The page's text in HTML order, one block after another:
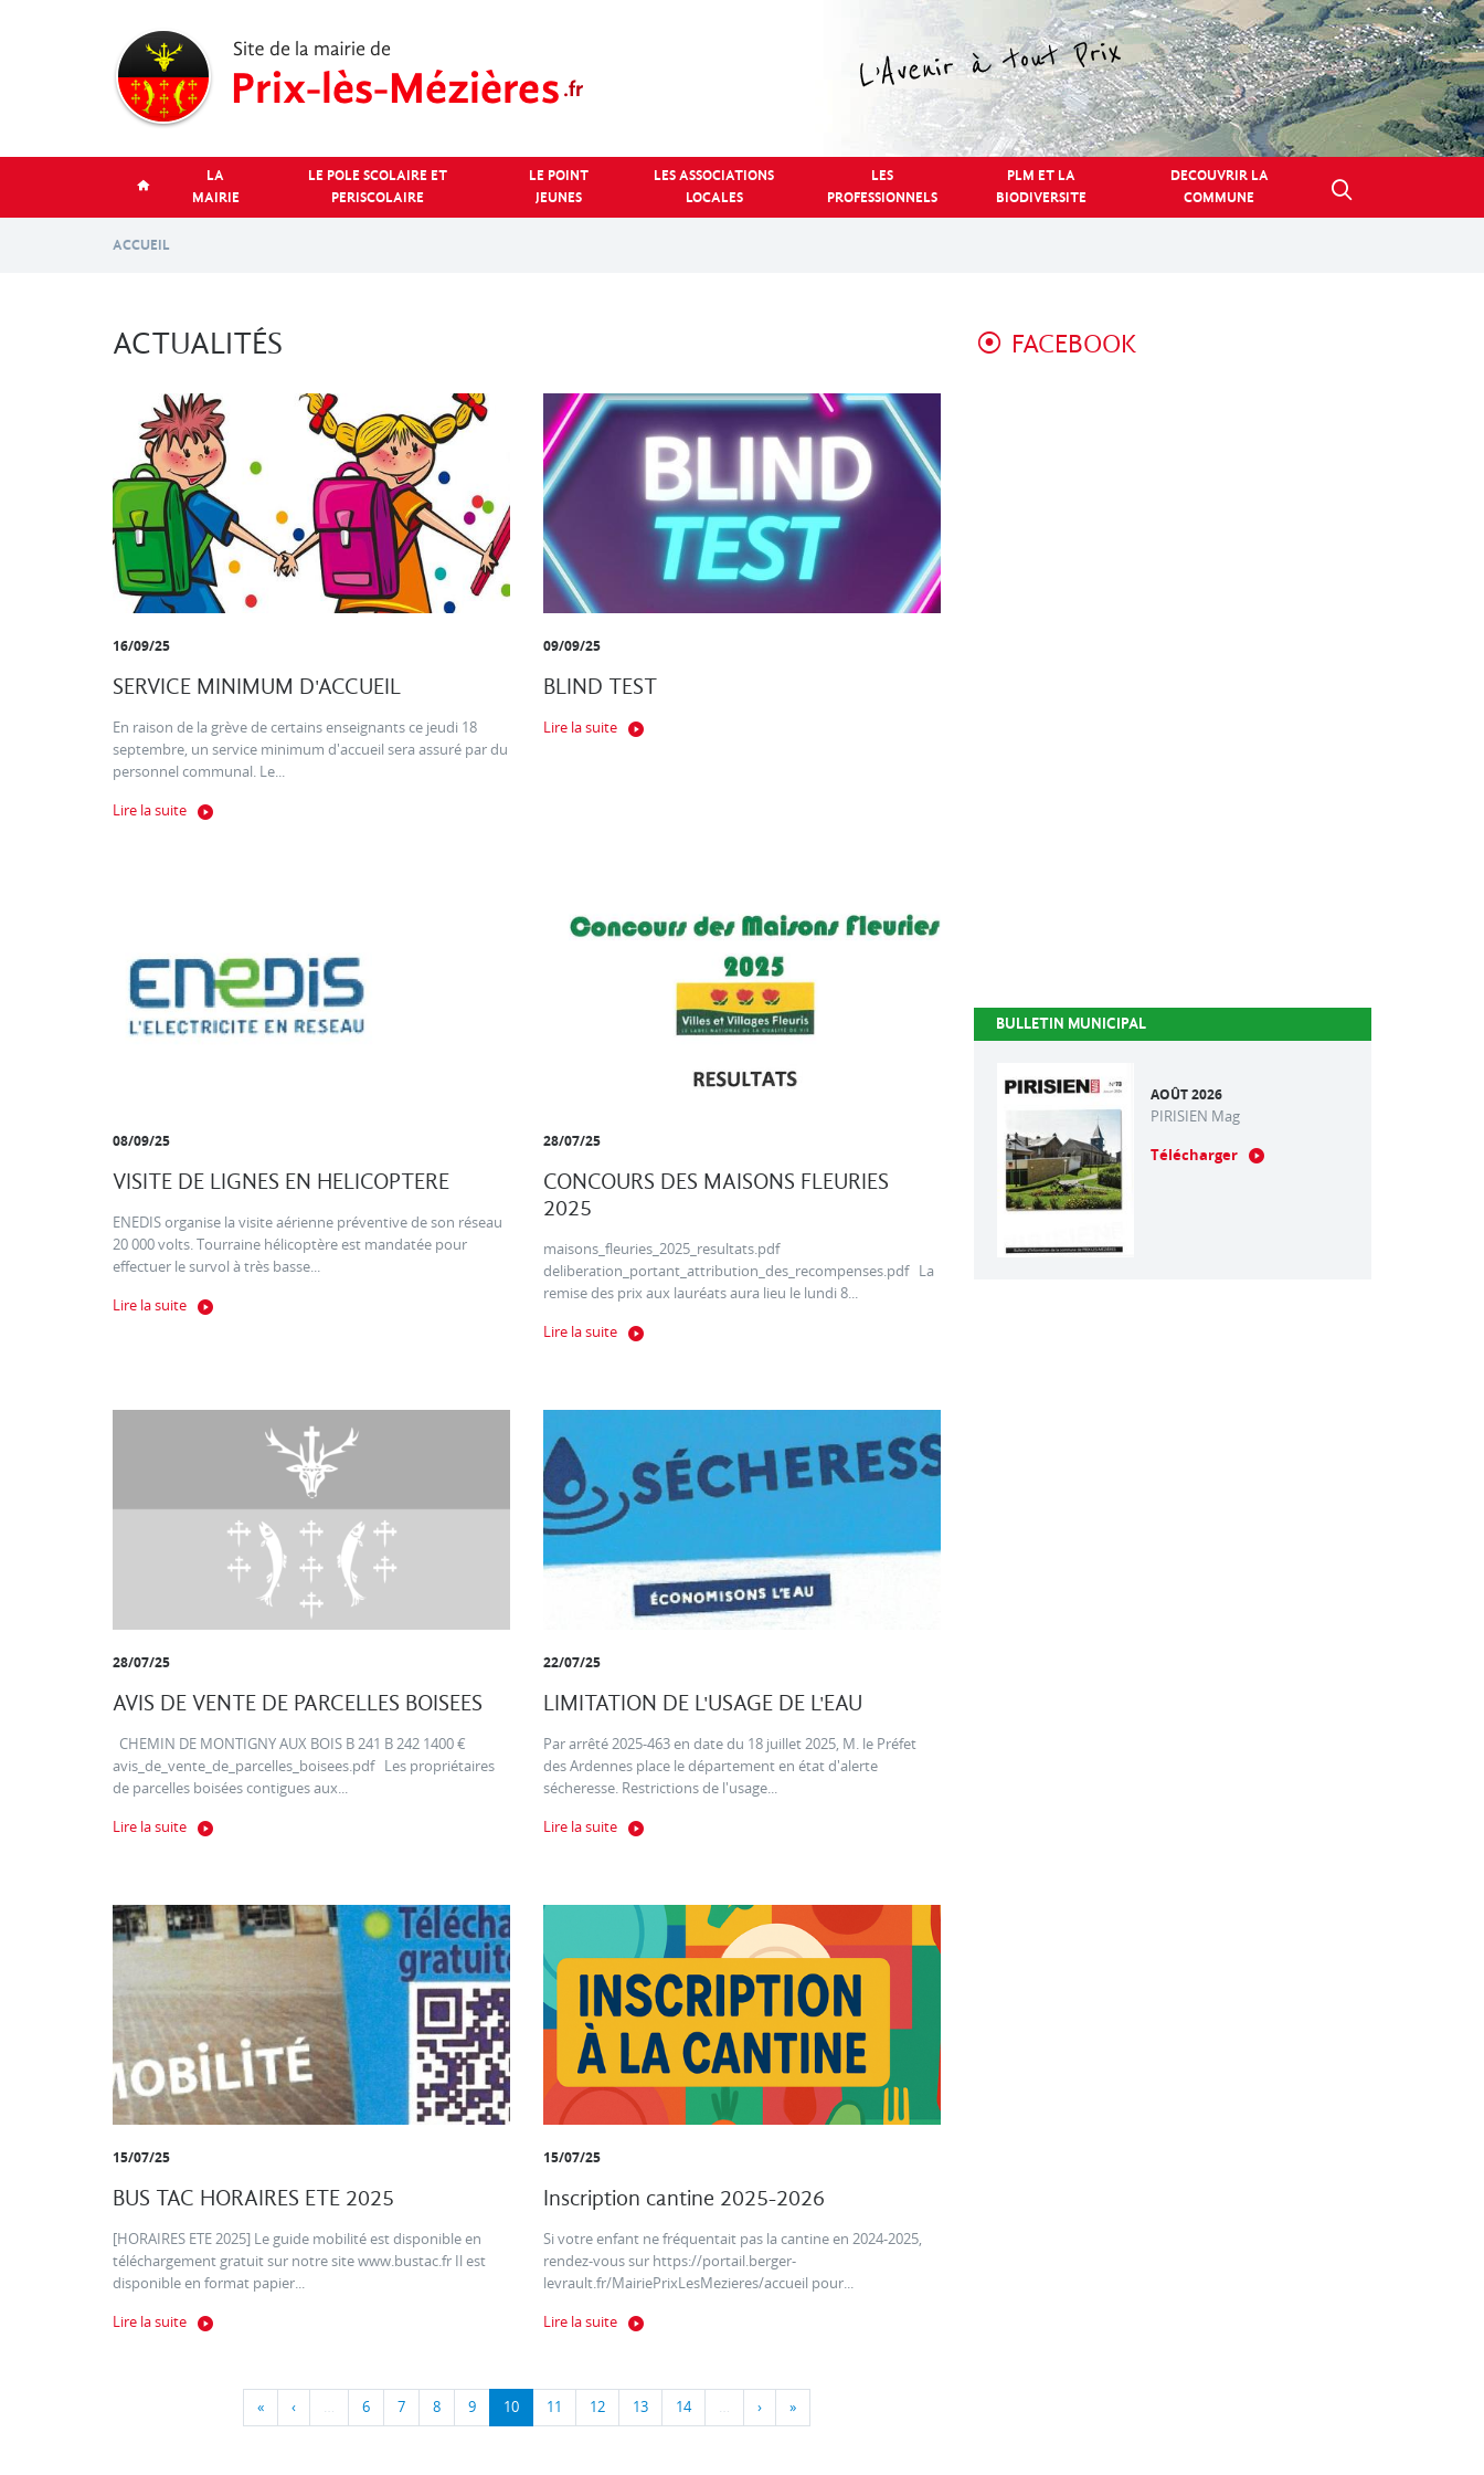
LA
MAIRIE
LE POLE SCOLAIRE ET
PERISCOLAIRE
LE POINT
JEUNES
LES ASSOCIATIONS
LOCALES
LES
PROFESSIONNELS
PLM ET LA
BIODIVERSITE
DECOUVRIR LA
COMMUNE
ACCUEIL
ACTUALITÉS
16/09/25
SERVICE MINIMUM D'ACCUEIL
En raison de la grève de certains enseignants ce jeudi 18
septembre, un service minimum d'accueil sera assuré par du
personnel communal. Le...
Lire la suite
09/09/25
BLIND TEST
Lire la suite
08/09/25
VISITE DE LIGNES EN HELICOPTERE
ENEDIS organise la visite aérienne préventive de son réseau
20 000 volts. Tourraine hélicoptère est mandatée pour
effectuer le survol à très basse...
Lire la suite
28/07/25
CONCOURS DES MAISONS FLEURIES
2025
maisons_fleuries_2025_resultats.pdf
deliberation_portant_attribution_des_recompenses.pdf La
remise des prix aux lauréats aura lieu le lundi 8...
Lire la suite
28/07/25
AVIS DE VENTE DE PARCELLES BOISEES
CHEMIN DE MONTIGNY AUX BOIS B 241 B 242 1400 €
avis_de_vente_de_parcelles_boisees.pdf Les propriétaires
de parcelles boisées contigues aux...
Lire la suite
22/07/25
LIMITATION DE L'USAGE DE L'EAU
Par arrêté 2025-463 en date du 18 juillet 2025, M. le Préfet
des Ardennes place le département en état d'alerte
sécheresse. Restrictions de l'usage...
Lire la suite
15/07/25
BUS TAC HORAIRES ETE 2025
[HORAIRES ETE 2025] Le guide mobilité est disponible en
téléchargement gratuit sur notre site www.bustac.fr Il est
disponible en format papier...
Lire la suite
15/07/25
Inscription cantine 2025-2026
Si votre enfant ne fréquentait pas la cantine en 2024-2025,
rendez-vous sur https://portail.berger-
levrault.fr/MairiePrixLesMezieres/accueil pour...
Lire la suite
« ‹ … 6 7 8 9 10 11 12 13 14 … › »
FACEBOOK
BULLETIN MUNICIPAL
AOÛT 2026
PIRISIEN Mag
Télécharger